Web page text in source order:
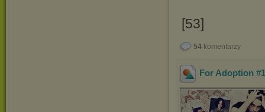
[53]
54 komentarzy
For Adoption